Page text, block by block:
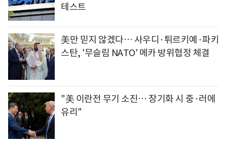
테스트
美만 믿지 않겠다… 사우디·튀르키예·파키
스탄, '무슬림 NATO' 메카 방위협정 체결
"美 이란전 무기 소진… 장기화 시 중·러에
유리"